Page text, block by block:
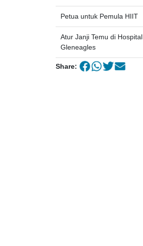
Petua untuk Pemula HIIT
Atur Janji Temu di Hospital
Gleneagles
Share: